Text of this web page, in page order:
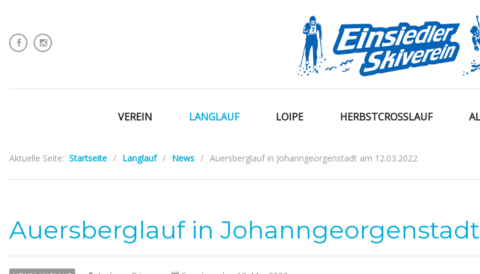
VEREIN LANGLAUF LOIPE HERBSTCROSSLAUF
Aktuelle Seite: Startseite / Langlauf / News / Auersberglauf in Johanngeorgenstadt am 12.03.2022
Auersberglauf in Johanngeorgenstadt